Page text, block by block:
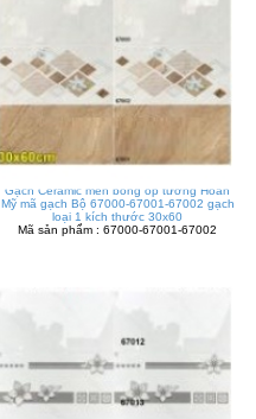
Gạch Ceramic men bóng ốp tường Hoàn
Mỹ mã gạch Bộ 67000-67001-67002 gạch
loại 1 kích thước 30x60
Mã sản phẩm : 67000-67001-67002